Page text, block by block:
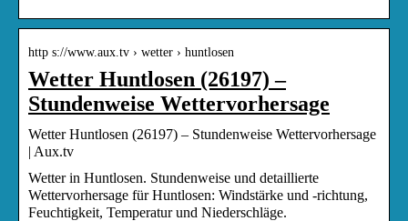
http s://www.aux.tv › wetter › huntlosen
Wetter Huntlosen (26197) –
Stundenweise Wettervorhersage
Wetter Huntlosen (26197) – Stundenweise Wettervorhersage
| Aux.tv
Wetter in Huntlosen. Stundenweise und detaillierte
Wettervorhersage für Huntlosen: Windstärke und -richtung,
Feuchtigkeit, Temperatur und Niederschläge.